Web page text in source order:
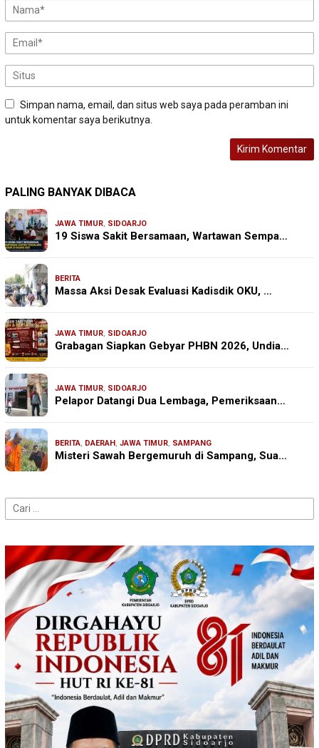
Simpan nama, email, dan situs web saya pada peramban ini
untuk komentar saya berikutnya.
PALING BANYAK DIBACA
JAWA TIMUR, SIDOARJO
19 Siswa Sakit Bersamaan, Wartawan Sempa…
BERITA
Massa Aksi Desak Evaluasi Kadisdik OKU, …
JAWA TIMUR, SIDOARJO
Grabagan Siapkan Gebyar PHBN 2026, Undia…
JAWA TIMUR, SIDOARJO
Pelapor Datangi Dua Lembaga, Pemeriksaan…
BERITA, DAERAH, JAWA TIMUR, SAMPANG
Misteri Sawah Bergemuruh di Sampang, Sua…
Cari
untuk: